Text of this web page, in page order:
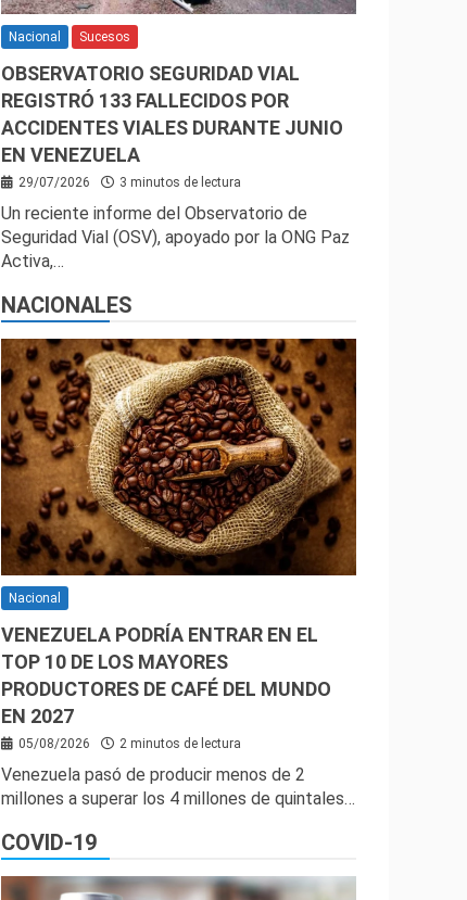
Nacional Sucesos
OBSERVATORIO SEGURIDAD VIAL
REGISTRÓ 133 FALLECIDOS POR
ACCIDENTES VIALES DURANTE JUNIO
EN VENEZUELA
29/07/2026 3 minutos de lectura
Un reciente informe del Observatorio de
Seguridad Vial (OSV), apoyado por la ONG Paz
Activa,…
NACIONALES
Nacional
VENEZUELA PODRÍA ENTRAR EN EL
TOP 10 DE LOS MAYORES
PRODUCTORES DE CAFÉ DEL MUNDO
EN 2027
05/08/2026 2 minutos de lectura
Venezuela pasó de producir menos de 2
millones a superar los 4 millones de quintales…
COVID-19